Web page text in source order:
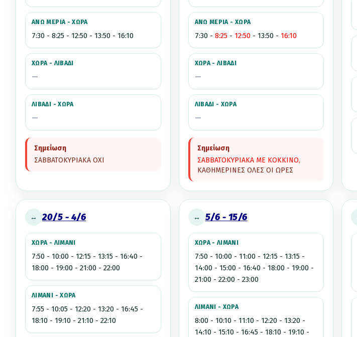
ΑΝΩ ΜΕΡΙΑ - ΧΩΡΑ
7:30 - 8:25 - 12:50 - 13:50 - 16:10
ΧΩΡΑ - ΛΙΒΑΔΙ
—
ΛΙΒΑΔΙ - ΧΩΡΑ
—
Σημείωση
ΣΑΒΒΑΤΟΚΥΡΙΑΚΑ ΟΧΙ
ΑΝΩ ΜΕΡΙΑ - ΧΩΡΑ
7:30 - 8:25- 12:50- 13:50 - 16:10
ΧΩΡΑ - ΛΙΒΑΔΙ
—
ΛΙΒΑΔΙ - ΧΩΡΑ
—
Σημείωση
ΣΑΒΒΑΤΟΚΥΡΙΑΚΑ ΜΕ ΚΟΚΚΙΝΟ,
ΚΑΘΗΜΕΡΙΝΕΣ ΟΛΕΣ ΟΙ ΩΡΕΣ
↔ 20/5 - 4/6
ΧΩΡΑ - ΛΙΜΑΝΙ
7:50 - 10:00 - 12:15 - 13:15 - 16:40 -
18:00 - 19:00 - 21:00 - 22:00
ΛΙΜΑΝΙ - ΧΩΡΑ
7:55 - 10:05 - 12:20 - 13:20 - 16:45 -
18:10 - 19:10 - 21:10 - 22:10
↔ 5/6 - 15/6
ΧΩΡΑ - ΛΙΜΑΝΙ
7:50 - 10:00 - 11:00 - 12:15 - 13:15 -
14:00 - 15:00 - 16:40 - 18:00 - 19:00 -
21:00 - 22:00 - 23:00
ΛΙΜΑΝΙ - ΧΩΡΑ
8:00 - 10:10 - 11:10 - 12:20 - 13:20 -
14:10 - 15:10 - 16:45 - 18:10 - 19:10 -